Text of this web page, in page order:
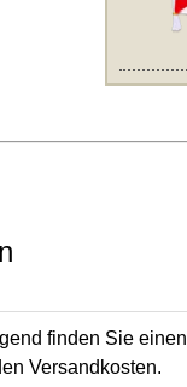
finden Sie einen
Versandkosten.